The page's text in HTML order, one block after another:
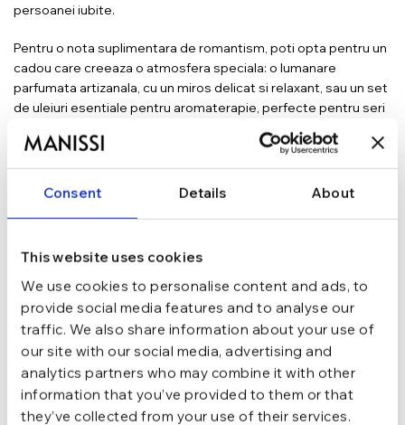
Consent Details About
This website uses cookies
We use cookies to personalise content and ads, to
provide social media features and to analyse our
traffic. We also share information about your use of
our site with our social media, advertising and
analytics partners who may combine it with other
information that you’ve provided to them or that
they’ve collected from your use of their services.
persoanei iubite.
Pentru o nota suplimentara de romantism, poti opta pentru un
cadou care creeaza o atmosfera speciala: o lumanare
parfumata artizanala, cu un miros delicat si relaxant, sau un set
de uleiuri esentiale pentru aromaterapie, perfecte pentru seri
de rasfat si intimitate. Aceste daruri nu doar ca surprind prin
unicitate, dar adauga o dimensiune de confort si caldura
momentelor voastre impreuna.
exprime iubirea si aprecierea pe care le porti. Un gest sincer si
decat un obiect costisitor, dar lipsit de personalitate. Cadoul
ideal nu este definit de pret, ci de emotia si gandurile
frumoase care il insotesc.
PRODUSE DE INGRIJIRE SI
RELAXARE –